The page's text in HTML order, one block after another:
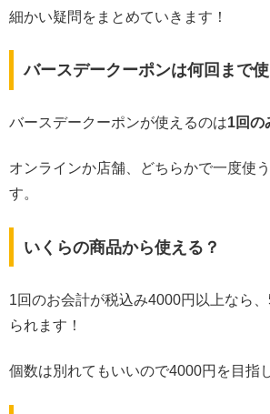
細かい疑問をまとめていきます！
バースデークーポンは何回まで使
バースデークーポンが使えるのは1回の
オンラインか店舗、どちらかで一度使
す。
いくらの商品から使える？
1回のお会計が税込み4000円以上なら
られます！
個数は別れてもいいので4000円を目指